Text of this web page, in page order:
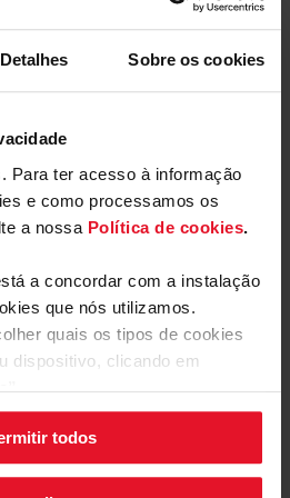
Detalhes Sobre os cookies
Para ter acesso à informação
e como processamos os
a nossa Política de cookies.
a concordar com a instalação
que nós utilizamos.
quais os tipos de cookies
dispositivo, clicando em
cookies podem ser alteradas a
no botão preto posicionado
ecrã.
todos
de utilizador para
reparação